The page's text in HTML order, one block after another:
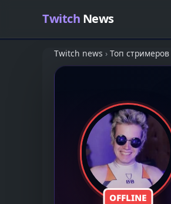
Twitch News
Twitch news › Топ стримеров
OFFLINE